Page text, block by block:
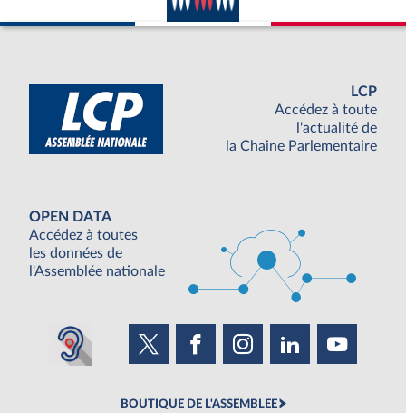
LCP
Accédez à toute
l'actualité de
la Chaine Parlementaire
OPEN DATA
Accédez à toutes
les données de
l'Assemblée nationale
BOUTIQUE DE L'ASSEMBLEE